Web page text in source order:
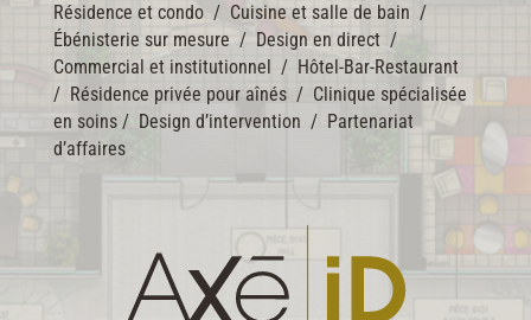
Résidence et condo/ Cuisine et salle de bain /
Ébénisterie sur mesure / Design en direct/
Commercial et institutionnel
/ Hôtel-Bar-Restaurant
/ Résidence privée pour aînés/ Clinique spécialisée
en soins/ Design d’intervention / Partenariat
d’affaires